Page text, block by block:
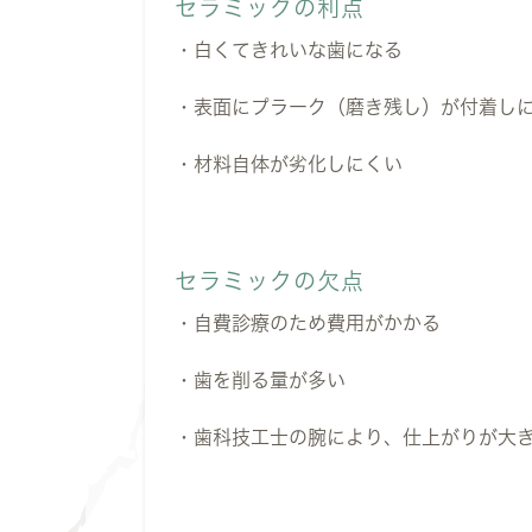
セラミックの利点
・白くてきれいな歯になる
・表面にプラーク（磨き残し）が付着し
・材料自体が劣化しにくい
セラミックの欠点
・自費診療のため費用がかかる
・歯を削る量が多い
・歯科技工士の腕により、仕上がりが大